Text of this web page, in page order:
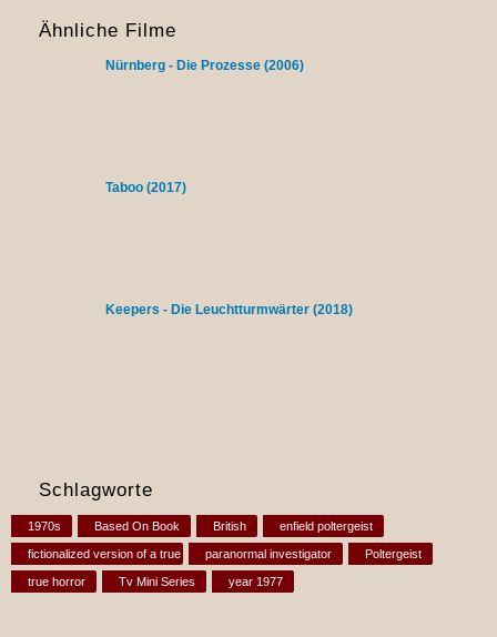
Ähnliche Filme
Nürnberg - Die Prozesse (2006)
Taboo (2017)
Keepers - Die Leuchtturmwärter (2018)
Schlagworte
1970s Based On Book British enfield poltergeist
fictionalized version of a true eventparanormal investigator Poltergeist
true horror Tv Mini Series year 1977